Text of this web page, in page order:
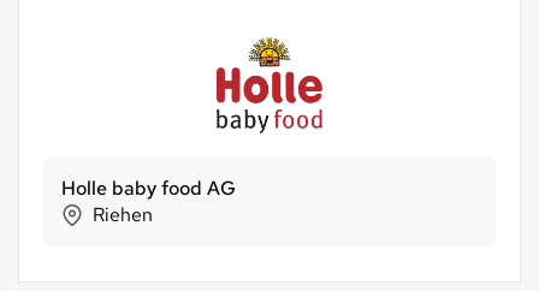
Holle baby food AG
Riehen